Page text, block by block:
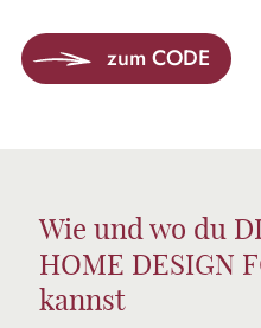
zum CODE
Wie und wo du
HOME DESIGN
kannst